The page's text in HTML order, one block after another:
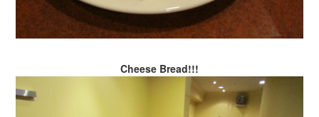
Cheese Bread!!!